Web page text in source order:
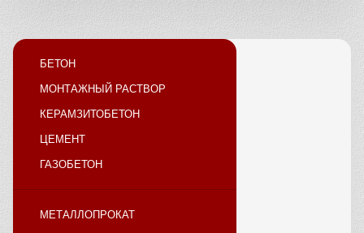
БЕТОН
МОНТАЖНЫЙ РАСТВОР
КЕРАМЗИТОБЕТОН
ЦЕМЕНТ
ГАЗОБЕТОН
МЕТАЛЛОПРОКАТ